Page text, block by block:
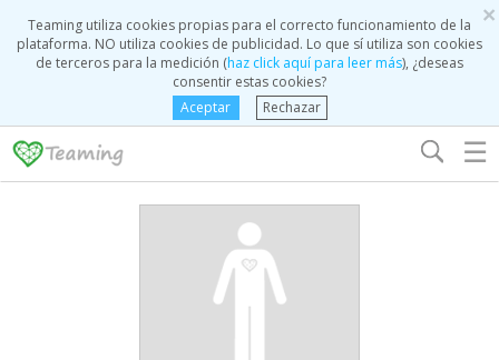
×
Teaming utiliza cookies propias para el correcto funcionamiento de la
plataforma. NO utiliza cookies de publicidad. Lo que sí utiliza son cookies
de terceros para la medición (haz click aquí para leer más), ¿deseas
consentir estas cookies?
Aceptar
Rechazar
☰